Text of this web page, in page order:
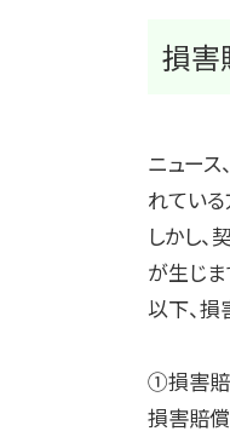
損害
ニュー
れている
しかし
が生じま
以下、
①損害
損害賠償